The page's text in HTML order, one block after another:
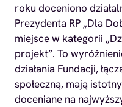
roku doceniono
Prezydenta RP „Dla
miejsce w kategorii
projekt”. To
działania Fundacji,
społeczną, mają
doceniane na